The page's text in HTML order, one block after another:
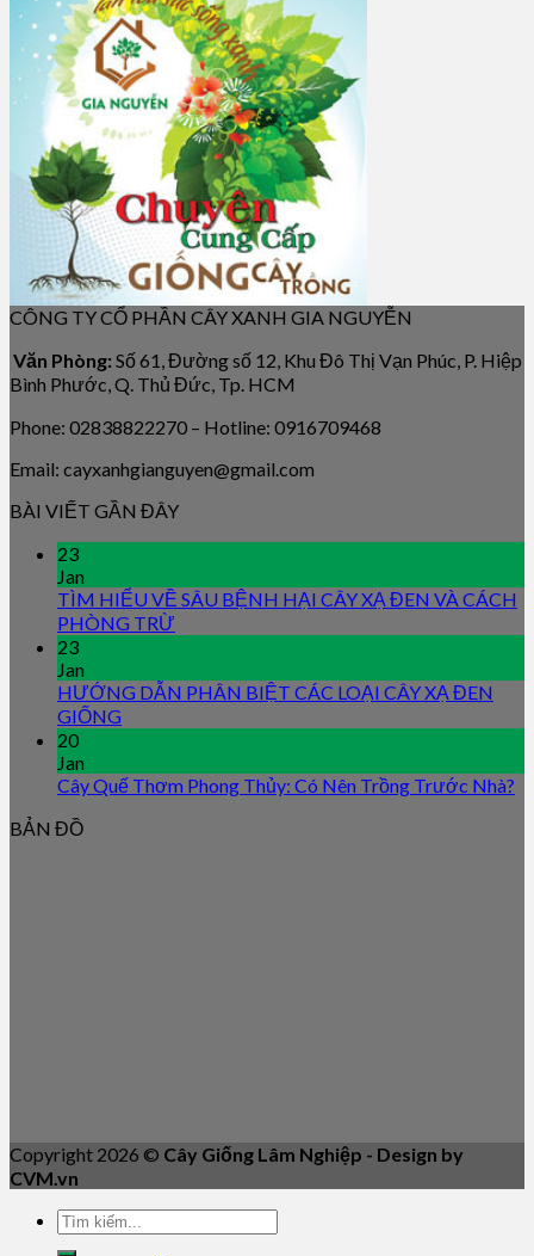
CÔNG TY CỔ PHẦN CÂY XANH GIA NGUYỄN
Văn Phòng: Số 61, Đường số 12, Khu Đô Thị Vạn Phúc, P. Hiệp
Bình Phước, Q. Thủ Đức, Tp. HCM
Phone: 02838822270 – Hotline: 0916709468
Email: cayxanhgianguyen@gmail.com
BÀI VIẾT GẦN ĐÂY
23
Jan
TÌM HIỂU VỀ SÂU BỆNH HẠI CÂY XẠ ĐEN VÀ CÁCH
PHÒNG TRỪ
23
Jan
HƯỚNG DẪN PHÂN BIỆT CÁC LOẠI CÂY XẠ ĐEN
GIỐNG
20
Jan
Cây Quế Thơm Phong Thủy: Có Nên Trồng Trước Nhà?
BẢN ĐỒ
Copyright 2026 © Cây Giống Lâm Nghiệp - Design by
CVM.vn